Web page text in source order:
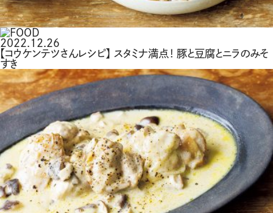
2022.12.26
【コウケンテツさんレシピ】 スタミナ満点！ 豚と豆腐とニラのみそ
すき